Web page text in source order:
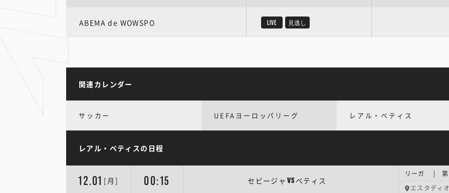
ABEMA de WOWSPO LIVE 見逃し
関連カレンダー
サッカー UEFAヨーロッパリーグ レアル・ベティス
レアル・ベティスの日程
12.01 [月] 00:15 セビージャ VS ベティス
リーガ | 第
エスタディ